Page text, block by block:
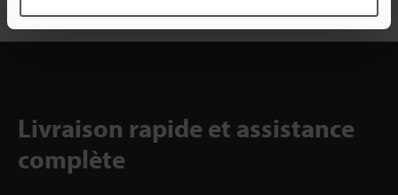
S'abonner
Livraison rapide et assistance
complète